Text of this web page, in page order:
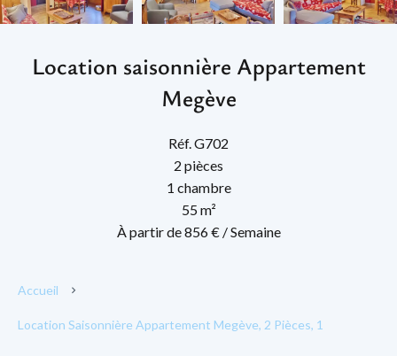
Location saisonnière Appartement
Megève
Réf. G702
2 pièces
1 chambre
55 m²
À partir de 856 € / Semaine
Accueil
Location Saisonnière Appartement Megève, 2 Pièces, 1